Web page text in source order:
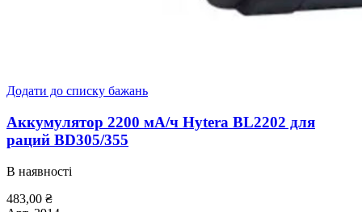
Додати до списку бажань
Аккумулятор 2200 мА/ч Hytera BL2202 для
раций BD305/355
В наявності
483,00 ₴